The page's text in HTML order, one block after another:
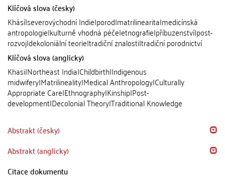
Klíčová slova (česky)
Khásí|severovýchodní Indie|porod|matrilinearita|medicínská
antropologie|kulturně vhodná péče|etnografie|příbuzenství|post-
rozvoj|dekoloniální teorie|tradiční znalosti|tradiční porodnictví
Klíčová slova (anglicky)
Khasi|Northeast India|Childbirth|Indigenous
midwifery|Matrilineality|Medical Anthropology|Culturally
Appropriate Care|Ethnography|Kinship|Post-
development|Decolonial Theory|Traditional Knowledge
Abstrakt (česky)
Abstrakt (anglicky)
Citace dokumentu